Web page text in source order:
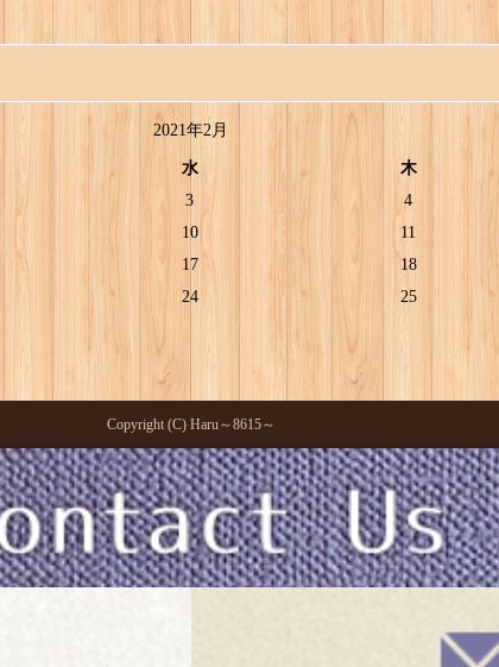
2021年2月
水 木
3 4
10 11
17 18
24 25
Copyright (C) Haru～8615～